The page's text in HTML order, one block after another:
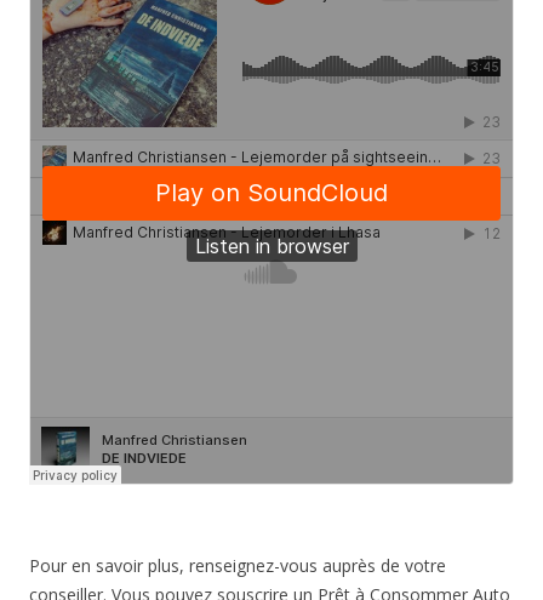
Pour en savoir plus, renseignez-vous auprès de votre
conseiller. Vous pouvez souscrire un Prêt à Consommer Auto